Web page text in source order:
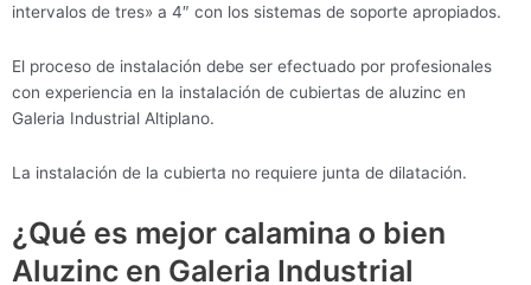
intervalos de tres» a 4″ con los sistemas de soporte apropiados.
El proceso de instalación debe ser efectuado por profesionales
con experiencia en la instalación de cubiertas de aluzinc en
Galeria Industrial Altiplano.
La instalación de la cubierta no requiere junta de dilatación.
¿Qué es mejor calamina o bien
Aluzinc en Galeria Industrial